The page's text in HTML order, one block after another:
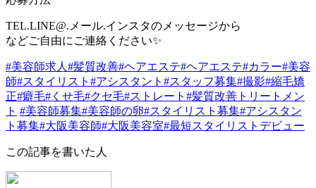
TEL.LINE@.メール.インスタのメッセージから
などご自由にご連絡ください✨
#美容師求人#髪質改善#ヘアエステ#ヘアエステ#カラー#美容
師#スタイリスト #アシスタント #スタッフ募集#撮影#縮毛矯
正#癖毛#くせ毛#クセ毛#ストレート #髪質改善トリートメン
ト #美容師募集#美容師の卵#スタイリスト募集#アシスタン
ト募集#大阪美容師#大阪美容室#最短スタイリストデビュー
この記事を書いた人